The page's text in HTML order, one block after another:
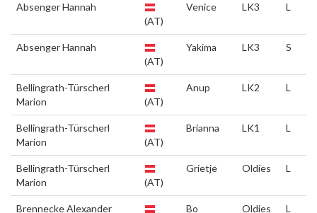
Absenger Hannah
(AT)
Venice LK3 L
Absenger Hannah
(AT)
Yakima LK3 S
Bellingrath-Türscherl
Marion
(AT)
Anup LK2 L
Bellingrath-Türscherl
Marion
(AT)
Brianna LK1 L
Bellingrath-Türscherl
Marion
(AT)
Grietje Oldies L
Brennecke Alexander
Bo Oldies L